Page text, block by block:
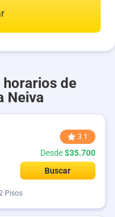
de
Neiva
3.1
Desde$35.700
Buscar
Pisos